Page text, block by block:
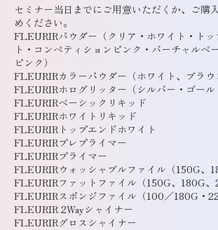
セミナー当日までにご用意いただくか、ご購
めください。
FLEURIRパウダー（クリア・ホワイト・トッ
ト・コンペティションピンク・バーチャルベ
ピンク）
FLEURIRカラーパウダー（ホワイト、ブラウ
FLEURIRホログリッター（シルバー・ゴール
FLEURIRベーシックリキッド
FLEURIRホワイトリキッド
FLEURIRトップエンドホワイト
FLEURIRプレプライマー
FLEURIRプライマー
FLEURIRウォッシャブルファイル（150G、
FLEURIRファットファイル（150G、180G、
FLEURIRスポンジファイル（100／180G・
FLEURIR 2Wayシャイナー
FLEURIRグロスシャイナー